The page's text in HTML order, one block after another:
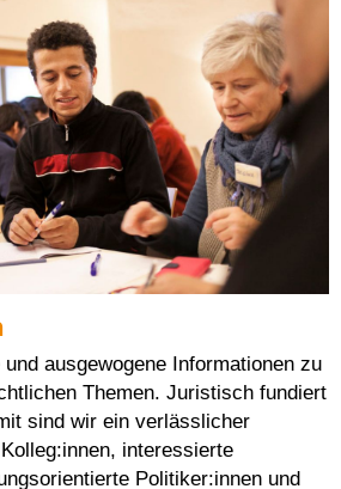
ausgewogene Informationen zu
Themen. Juristisch fundiert
sind wir ein verlässlicher
interessierte
Politiker:innen und